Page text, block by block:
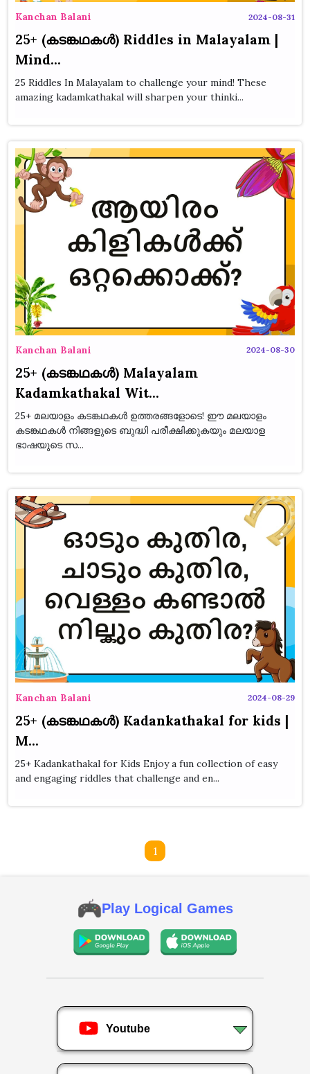
Kanchan Balani 2024-08-31
25+ (കടങ്കഥകൾ) Riddles in Malayalam |
Mind...
25 Riddles In Malayalam to challenge your mind! These
amazing kadamkathakal will sharpen your thinki...
Kanchan Balani 2024-08-30
25+ (കടങ്കഥകൾ) Malayalam
Kadamkathakal Wit...
25+ മലയാളം കടങ്കഥകൾ ഉത്തരങ്ങളോടെ! ഈ മലയാളം
കടങ്കഥകൾ നിങ്ങളുടെ ബുദ്ധി പരീക്ഷിക്കുകയും മലയാള
ഭാഷയുടെ സ...
Kanchan Balani 2024-08-29
25+ (കടങ്കഥകൾ) Kadankathakal for kids |
M...
25+ Kadankathakal for Kids Enjoy a fun collection of easy
and engaging riddles that challenge and en...
1
Play Logical Games
Youtube